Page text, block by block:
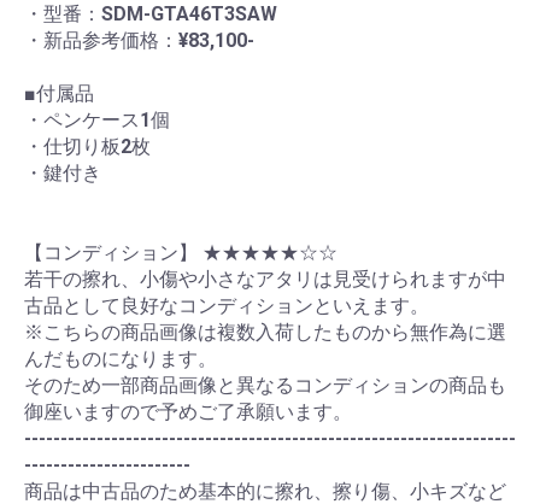
・型番：SDM-GTA46T3SAW
・新品参考価格：¥83,100-
■付属品
・ペンケース1個
・仕切り板2枚
・鍵付き
【コンディション】 ★★★★★☆☆
若干の擦れ、小傷や小さなアタリは見受けられますが中
古品として良好なコンディションといえます。
※こちらの商品画像は複数入荷したものから無作為に選
んだものになります。
そのため一部商品画像と異なるコンディションの商品も
御座いますので予めご了承願います。
--------------------------------------------------------------------
-----------------------
商品は中古品のため基本的に擦れ、擦り傷、小キズなど